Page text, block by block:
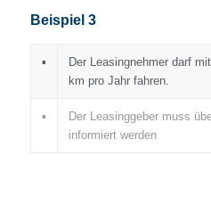
Beispiel 3
▪
Der Leasingnehmer darf
km pro Jahr fahren.
▪
Der Leasinggeber muss
informiert werden